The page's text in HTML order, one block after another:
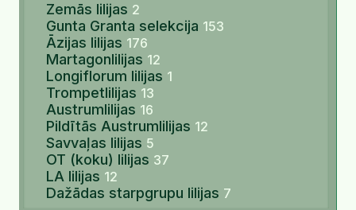
Zemās lilijas 2
Gunta Granta selekcija 153
Āzijas lilijas 176
Martagonlilijas 12
Longiflorum lilijas 1
Trompetlilijas 13
Austrumlilijas 16
Pildītās Austrumlilijas 12
Savvaļas lilijas 5
OT (koku) lilijas 37
LA lilijas 12
Dažādas starpgrupu lilijas 7